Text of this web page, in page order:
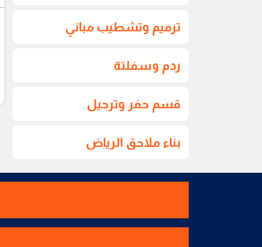
ترميم وتشطيب مباني
ردم وسفلتة
قسم حفر وترحيل
بناء ملاحق الرياض